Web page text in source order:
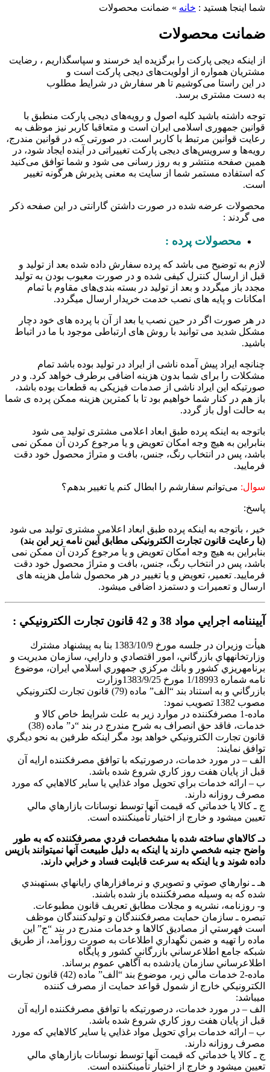
اینجا هستید : خانه»ضمانت محصولات
محصولات
اینکه دیجی پارکت را برگزیده اید خرسند و سپاسگذاریم ، رضایت
همواره از اولویت‌های دیجی پارکت است و
این راستا می‌کوشیم تا هر سفارش در شرایط مطلوب
دست مشتری برسد.
داشته باشید کلیه اصول و رویه‏‌های دیجی پارکت منطبق با
جمهوری اسلامی ایران است و متعاقبا کاربر نیز موظف به
قوانین مرتبط با کاربر است. در صورتی که در قوانین مندرج،
و سرویس‏‌های دیجی پارکت تغییراتی در آینده ایجاد شود، در
صفحه منتشر و به روز رسانی می شود و شما توافق می‏‌کنید
استفاده مستمر شما از سایت به معنی پذیرش هرگونه تغییر
عرضه شده در صورت داشتن گارانتی در این صفحه ذکر
گردند :
محصولات پرده :
به توضیح می باشد که پرده سفارش داده شده بعد از تولید و
از ارسال کنترل کیفی شده و در صورت معیوب بودن به تولید
باز میگردد و بعد از تولید در بسته بندی‌های مقاوم با تمام
و پایه های نصب خدمت خریدار ارسال میگردد.
هر صورت اگر در حین نصب یا بعد از آن با پرده های خود دچار
شدید می توانید با روش های ارتباطی موجود با ما در اتباط
ایراد پیش آمده ناشی از ایراد در تولید بوده باشد تمام
را برای شما بدون هزینه اضافی برطرف خواهد کرد. و در
این ایراد ناشی از صدمات فیزیکی به قطعات بوده باشد،
هم در کنار شما خواهیم بود تا با کمترین هزینه ممکن پرده ی شما
حالت اول باز گردد.
به اینکه پرده طبق ابعاد اعلامی مشتری تولید می شود
به هیچ وجه امکان تعویض و یا مرجوع کردن آن ممکن نمی
پس در انتخاب رنگ، جنس، بافت و متراژ محصول خود دقت
می‌‏توانم سفارشم را ابطال کنم یا تغییر بدهم؟
، باتوجه به اینکه پرده طبق ابعاد اعلامی مشتری تولید می شود
رعایت قانون تجارت الکترونیکی مطابق آیین نامه زیر این بند)
به هیچ وجه امکان تعویض و یا مرجوع کردن آن ممکن نمی
پس در انتخاب رنگ، جنس، بافت و متراژ محصول خود دقت
تعمیر، تعویض و یا تغییر در هر محصول شامل هزینه های
و تعمیرات و دستمزد اضافی میشود.
اجرايي مواد 38 و 42 قانون تجارت الكترونيكي :
هيأت وزيران در جلسه مورخ 1383/10/9 بنا به پيشنهاد مشترك
بازرگاني، امور اقتصادي و دارايي، سازمان مديريت و
كشور و بانك مركزي جمهوري اسلامي ايران، موضوع
شماره 1/18993 مورخ 1383/9/25وزارت
بازرگاني و به استناد بند “الف” ماده (79) قانون تجارت لكترونيكي
1382 تصويب نمود:
ماده-1 مصرفكننده در موارد زير به علت شرايط خاص كالا و
خدمات، فاقد حق انصراف به شرح مندرج در بند “د” ماده (38)
تجارت الكترونيكي خواهد بود مگر اينكه طرفين به نحو ديگري
نمايند:
– در مورد خدمات، درصورتيكه با توافق مصرفكننده ارايه آن
از پايان هفت روز كاري شروع شده باشد.
– ارائه خدمات براي تحويل مواد غذايي يا ساير كالاهايي كه مورد
روزانه دارند.
ـ كالا يا خدماتي كه قيمت آنها توسط نوسانات بازارهاي مالي
ميشود و خارج از اختيار تأمينكننده است.
كالاهاي ساخته شده با مشخصات فردي مصرفكننده كه به طور
جنبه شخصي دارند يا اينكه به دليل طبيعت آنها نميتوانند بازپس
شوند و يا اينكه به سرعت قابليت فساد و خرابي دارند.
ـ نوارهاي صوتي و تصويري و نرمافزارهاي رايانهاي بستهبندي
كه به وسيله مصرفكننده باز شده باشند.
روزنامه، نشريه و مجلات مطابق تعريف قانون مطبوعات.
ـ سازمان حمايت مصرفكنندگان و توليدكنندگان موظف
فهرستي از مصاديق كالاها و خدمات مندرج در بند “ج” اين
را تهيه و ضمن نگهداري اطلاعات به صورت روزآمد، از طريق
جامع اطلاعرساني بازرگاني كشور و پايگاه
سازمان يادشده به آگاهي عموم برساند.
ماده-2 خدمات مالي زير، موضوع بند “الف” ماده (42) قانون تجارت
خارج از شمول قواعد حمايت از مصرف كننده
– در مورد خدمات، درصورتيكه با توافق مصرفكننده ارايه آن
از پايان هفت روز كاري شروع شده باشد.
– ارائه خدمات براي تحويل مواد غذايي يا ساير كالاهايي كه مورد
روزانه دارند.
ـ كالا يا خدماتي كه قيمت آنها توسط نوسانات بازارهاي مالي
ميشود و خارج از اختيار تأمينكننده است.